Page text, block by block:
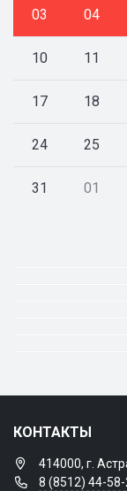
03 04
10 11
17 18
24 25
31 01
КОНТАКТЫ
414000, г.
8 (8512) 44-58-